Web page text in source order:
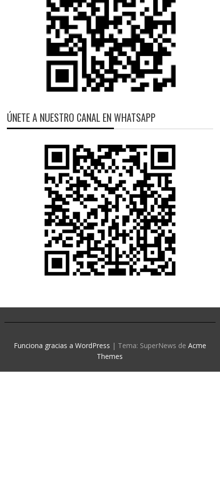
ÚNETE A NUESTRO CANAL EN WHATSAPP
Funciona gracias a WordPress | Tema: SuperNews de Acme
Themes